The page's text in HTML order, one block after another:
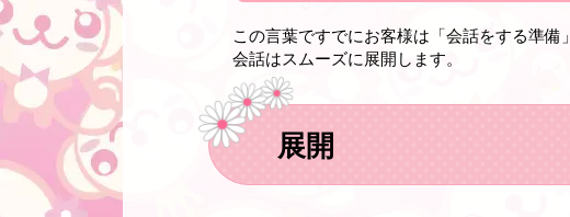
この言葉ですでにお客様は「会話をする準備
会話はスムーズに展開します。
展開